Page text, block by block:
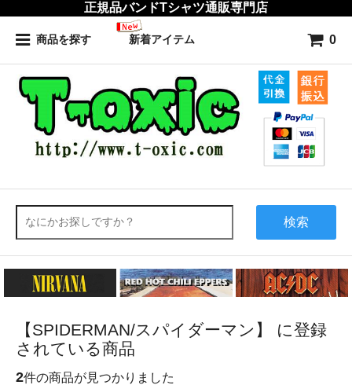
正規品バンドTシャツ通販専門店
商品を探す 新着アイテム 0
検索
【SPIDERMAN/スパイダーマン】 に登録
されている商品
2件の商品が見つかりました